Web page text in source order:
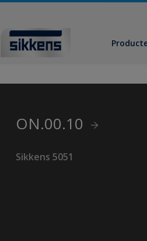
ON.00.10
Sikkens 5051